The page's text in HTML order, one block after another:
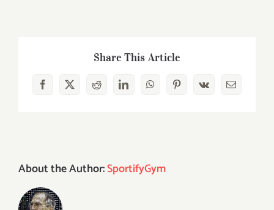
Share This Article
Facebook
X RedditLinkedInWhatsAppPinterest
Vk Email
About the Author:SportifyGym